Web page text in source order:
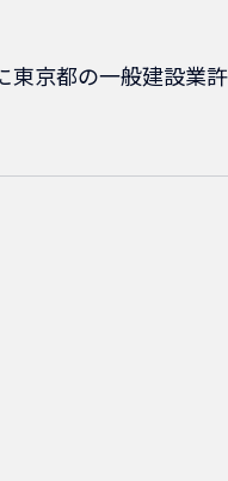
東京都の一般建設業